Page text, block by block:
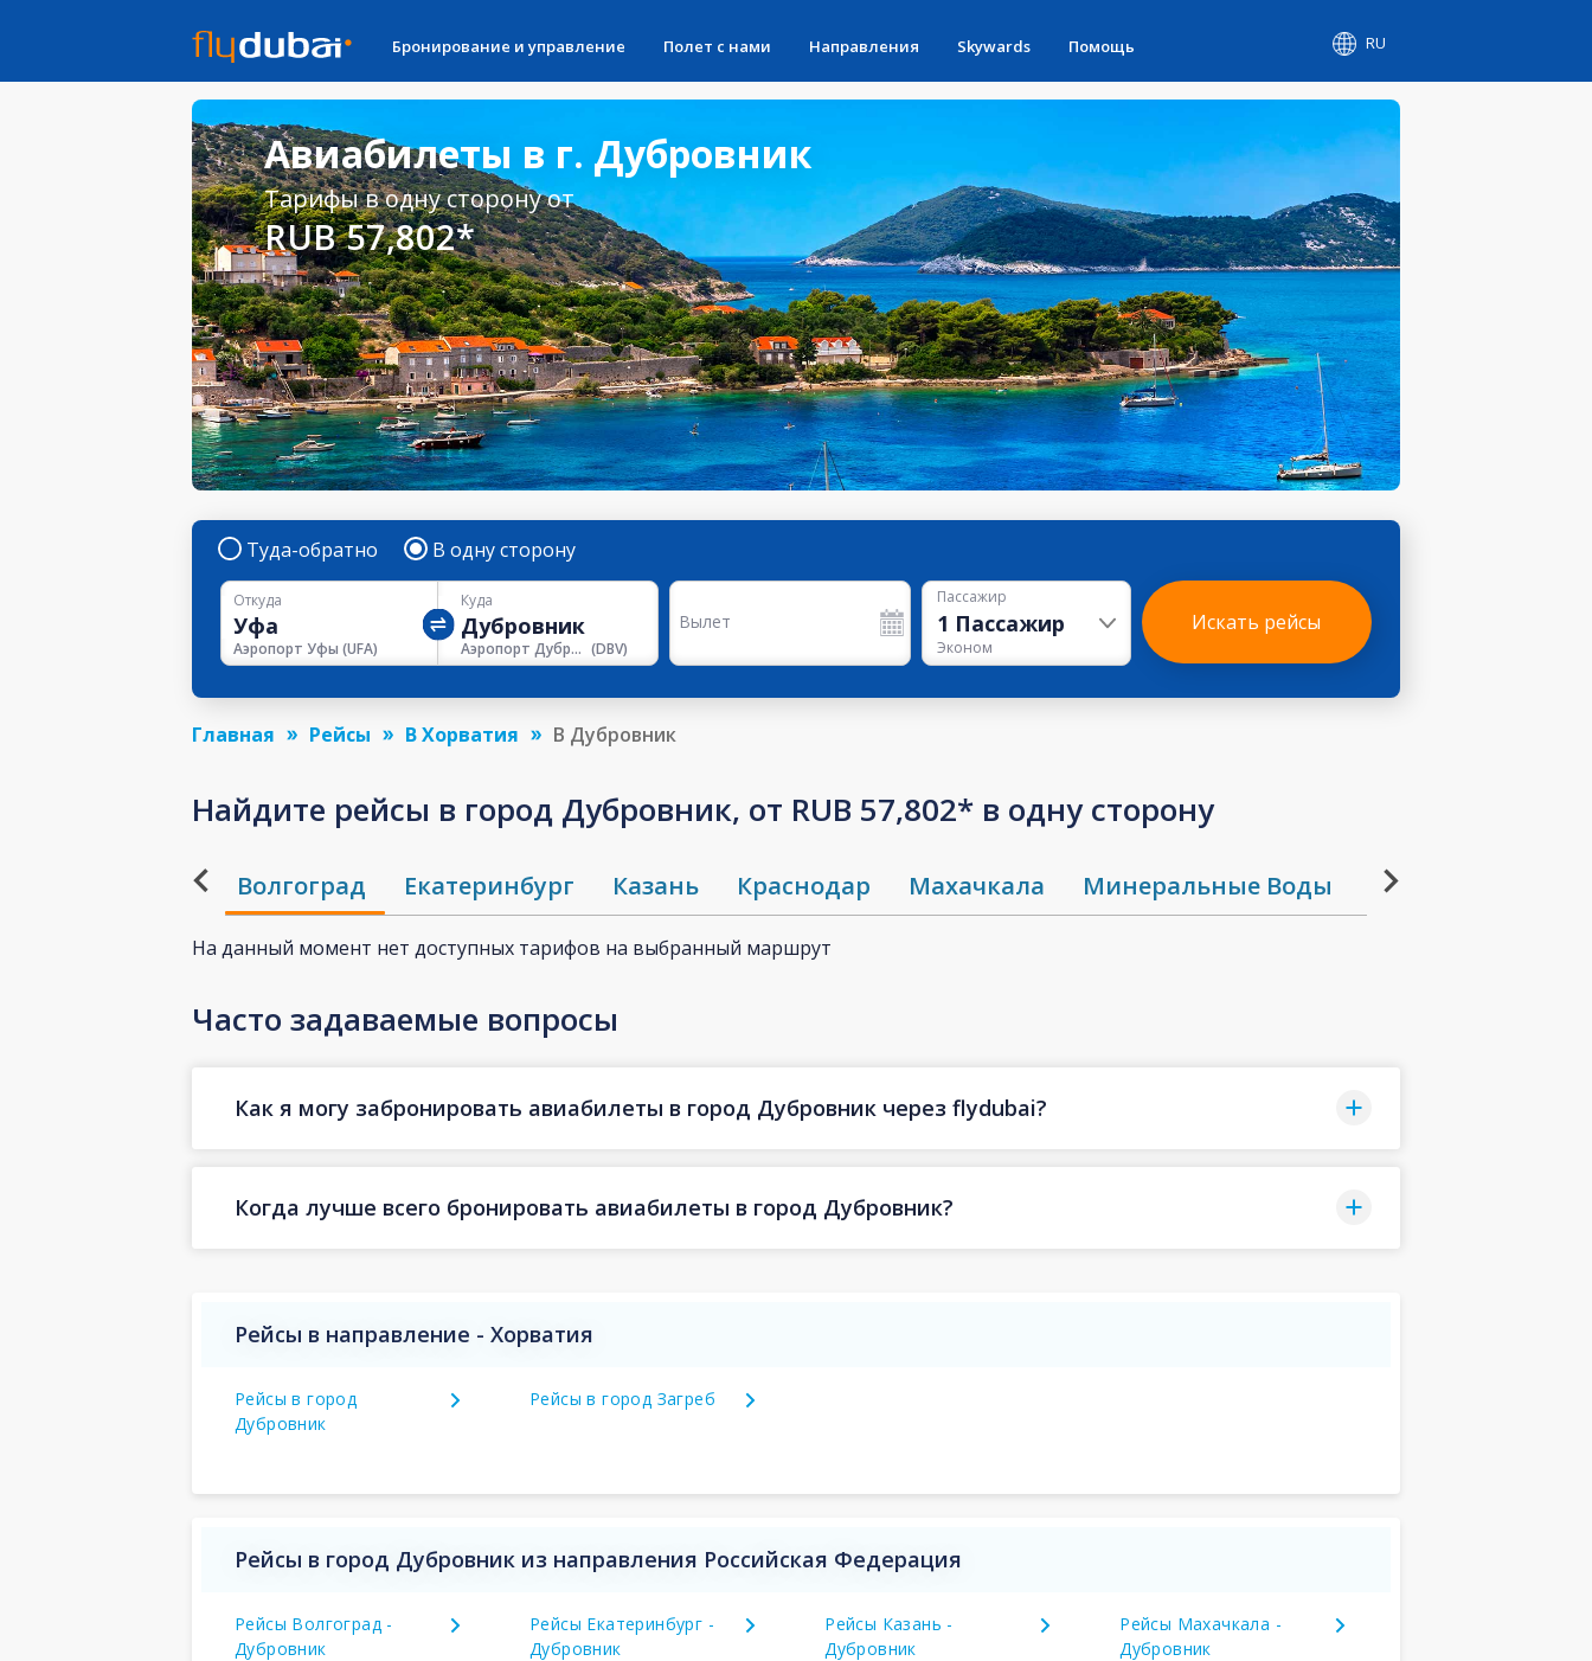
Бронирование и управление Полет с нами Направления Skywards Помощь RU
Авиабилеты в г. Дубровник
Тарифы в одну сторону от
RUB 57,802*
Туда-обратно В одну сторону
Откуда
Аэропорт Уфы (UFA)
Куда
Аэропорт Дубровника (DBV)
Вылет
Пассажир
1 Пассажир
Эконом
Искать рейсы
Главная Рейсы В Хорватия В Дубровник
Найдите рейсы в город Дубровник, от RUB 57,802* в одну сторону
Волгоград Екатеринбург Казань Краснодар Махачкала Минеральные Воды Москва
На данный момент нет доступных тарифов на выбранный маршрут
Часто задаваемые вопросы
Как я могу забронировать авиабилеты в город Дубровник через flydubai?
Когда лучше всего бронировать авиабилеты в город Дубровник?
Рейсы в направление - Хорватия
Рейсы в город
Дубровник
Рейсы в город Загреб
Рейсы в город Дубровник из направления Российская Федерация
Рейсы Волгоград -
Дубровник
Рейсы Екатеринбург -
Дубровник
Рейсы Казань -
Дубровник
Рейсы Махачкала -
Дубровник